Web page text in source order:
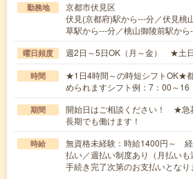
勤務地
京都市伏見区
伏見(京都府)駅から---分／伏見桃
草駅から---分／桃山御陵前駅か
曜日頻度 週2日～5日OK（月～金） ★土
時間
★1日4時間～の時短シフトOK★
められますシフト例：7：00～
期間
開始日はご相談ください！ ★急
長期でも働けます！
時給
無資格未経験：時給1400円～
払い／週払い制度あり（月払い
手続き完了次第のお支払いとなり